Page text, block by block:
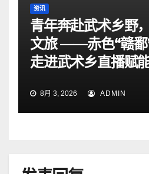
资讯
青年奔赴武术乡野
文旅 ——赤色“赣鄱
走进武术乡直播赋
8月 3, 2026 ADMIN